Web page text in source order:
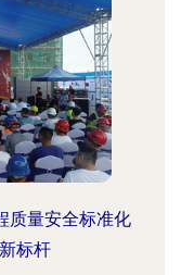
质量安全标准化
标杆